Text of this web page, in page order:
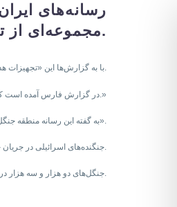
رسانه‌های
مجموعه‌ای از تجهیزات مورد استفاده برای هدایت جنگنده‌های اسرائیلی خبر دادند.
با به گزارش‌ها این «تجهیزات هدایت جنگنده‌های مهاجم»، در ارتفاعات جنگلی شهرستان تنکابن در استان مازندران در شمال ایران کشف شد.
در گزارش فارس آمده است که «این تجهیزات در یکی از مسیرهای اصلی ورود جنگنده‌های دشمن به حریم هوایی پایتخت مستقر بوده‌اند.»
به گفته این رسانه منطقه جنگل‌های تنکابن «یکی از کریدورهای اصلی ورود جنگنده‌های اسرائیلی برای اجرای حملات علیه تهران و مناطق شمالی کشور محسوب می‌شد».
جنگنده‌های اسرائیلی در جریان جنگ ۴۰ روزه تقریبا به طور روزانه به اهدافی در تهران و بسیاری دیگر از شهرهای ایران حمله می‌کردند.
جنگل‌های دو هزار و سه هزار در ارتفاعات ییلاقی تنکابن از معروف‌ترین جاذبه‌های طبیعی و گردشگری در شمال ایران محسوب می‌شوند.